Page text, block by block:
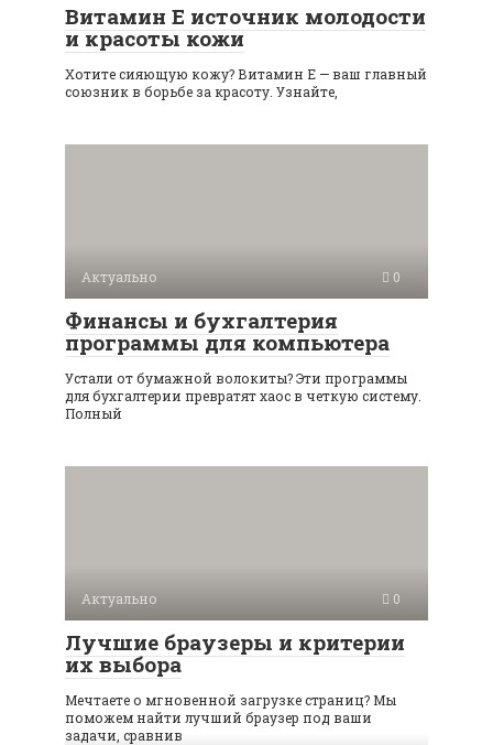
Витамин Е источник молодости
и красоты кожи
Хотите сияющую кожу? Витамин Е — ваш главный
союзник в борьбе за красоту. Узнайте,
Актуально 0
Финансы и бухгалтерия
программы для компьютера
Устали от бумажной волокиты? Эти программы
для бухгалтерии превратят хаос в четкую систему.
Полный
Актуально 0
Лучшие браузеры и критерии
их выбора
Мечтаете о мгновенной загрузке страниц? Мы
поможем найти лучший браузер под ваши
задачи, сравнив